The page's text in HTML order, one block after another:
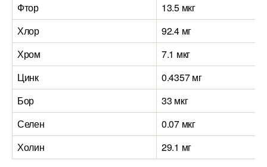
Фтор
13.5 мкг
Хлор
92.4 мг
Хром
7.1 мкг
Цинк
0.4357 мг
Бор
33 мкг
Селен
0.07 мкг
Холин
29.1 мг